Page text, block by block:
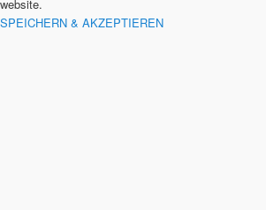
website.
SPEICHERN & AKZEPTIEREN